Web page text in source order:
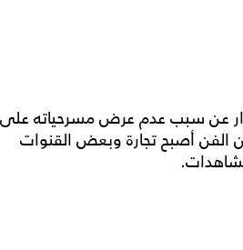
عن سبب عدم عرض مسرحياته على
الفن أصبح تجارة وبعض القنوات